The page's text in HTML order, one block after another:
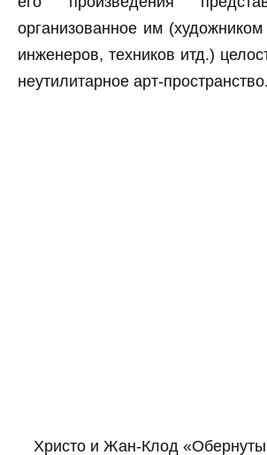
организованное им
инженеров, техников итд.)
неутилитарное арт-пространство.
Христо и Жан-Клод